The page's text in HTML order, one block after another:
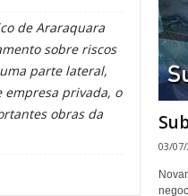
de Araraquara
sobre riscos
parte lateral,
empresa privada, o
obras da
03/